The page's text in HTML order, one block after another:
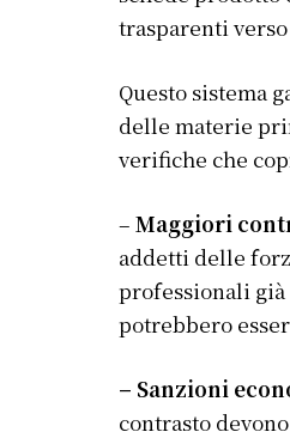
trasparenti
Questo sistema
delle materie
verifiche che
–Maggiori
addetti delle
professionali
potrebbero
– Sanzioni
contrasto